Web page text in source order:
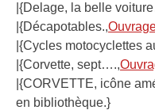
|{Delage, la belle
|{Décapotables.,
|{Cycles motocyclettes
|{Corvette, sept….,
|{CORVETTE, icône
en bibliothèque.}